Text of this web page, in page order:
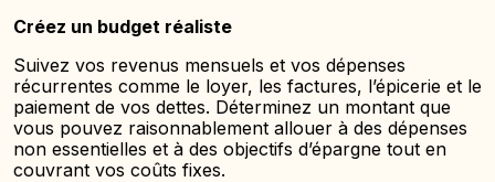
Créez un budget réaliste
Suivez vos revenus mensuels et vos dépenses
récurrentes comme le loyer, les factures, l’épicerie et le
paiement de vos dettes. Déterminez un montant que
vous pouvez raisonnablement allouer à des dépenses
non essentielles et à des objectifs d’épargne tout en
couvrant vos coûts fixes.